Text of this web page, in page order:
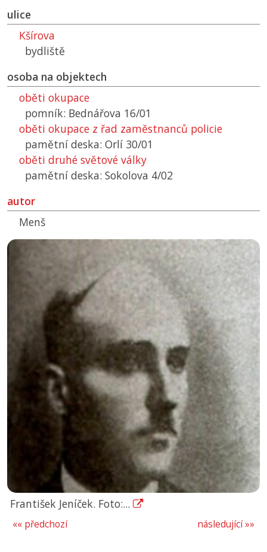
ulice
Kšírova
bydliště
osoba na objektech
oběti okupace
pomník: Bednářova 16/01
oběti okupace z řad zaměstnanců policie
pamětní deska: Orlí 30/01
oběti druhé světové války
pamětní deska: Sokolova 4/02
autor
Menš
František Jeníček. Foto:...
následující »»
«« předchozí